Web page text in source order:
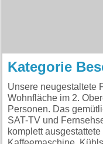
Kategorie
Unsere neugestaltete
Wohnfläche im 2.
Personen. Das
SAT-TV und
komplett